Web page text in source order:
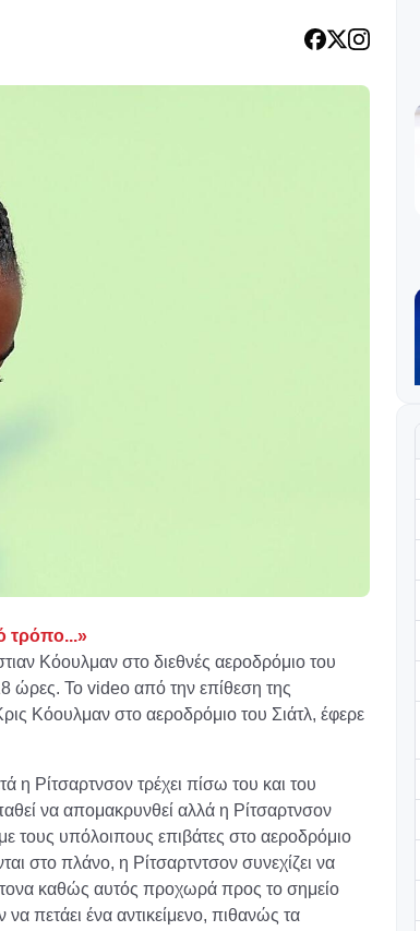
τρόπο...»
Κόουλμαν στο διεθνές αεροδρόμιο του
ώρες. Το video από την επίθεση της
Κόουλμαν στο αεροδρόμιο του Σιάτλ, έφερε
η Ρίτσαρτνσον τρέχει πίσω του και του
να απομακρυνθεί αλλά η Ρίτσαρτνσον
τους υπόλοιπους επιβάτες στο αεροδρόμιο
στο πλάνο, η Ρίτσαρτντσον συνεχίζει να
καθώς αυτός προχωρά προς το σημείο
πετάει ένα αντικείμενο, πιθανώς τα